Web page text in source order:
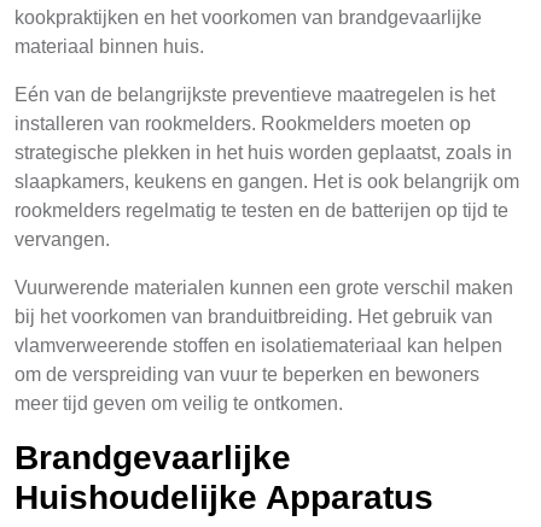
kookpraktijken en het voorkomen van brandgevaarlijke
materiaal binnen huis.
Eén van de belangrijkste preventieve maatregelen is het
installeren van rookmelders. Rookmelders moeten op
strategische plekken in het huis worden geplaatst, zoals in
slaapkamers, keukens en gangen. Het is ook belangrijk om
rookmelders regelmatig te testen en de batterijen op tijd te
vervangen.
Vuurwerende materialen kunnen een grote verschil maken
bij het voorkomen van branduitbreiding. Het gebruik van
vlamverweerende stoffen en isolatiemateriaal kan helpen
om de verspreiding van vuur te beperken en bewoners
meer tijd geven om veilig te ontkomen.
Brandgevaarlijke
Huishoudelijke Apparatus